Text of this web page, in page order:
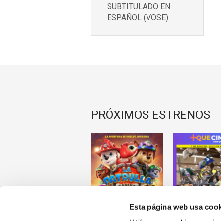
Esta página web usa
SUBTITULADO EN
ESPAÑOL (VOSE)
PRÓXIMOS ESTRENOS